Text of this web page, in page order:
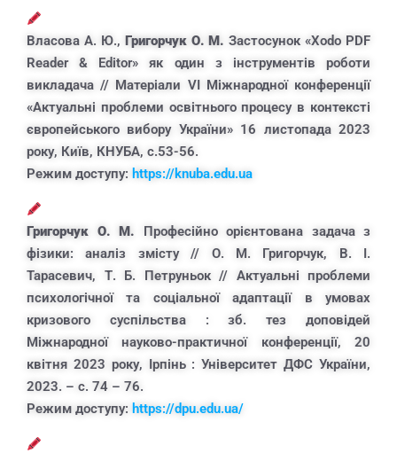
Власова А. Ю., Григорчук О. М. Застосунок «Xodo PDF
Reader & Editor» як один з інструментів роботи
викладача // Матеріали VІ Міжнародної конференції
«Актуальні проблеми освітнього процесу в контексті
європейського вибору України» 16 листопада 2023
року, Київ, КНУБА, с.53-56.
Режим доступу: https://knuba.edu.ua
Григорчук О. М. Професійно орієнтована задача з
фізики: аналіз змісту // О. М. Григорчук, В. І.
Тарасевич, Т. Б. Петруньок // Актуальні проблеми
психологічної та соціальної адаптації в умовах
кризового суспільства : зб. тез доповідей
Міжнародної науково-практичної конференції, 20
квітня 2023 року, Ірпінь : Університет ДФС України,
2023. – с. 74 – 76.
Режим доступу: https://dpu.edu.ua/